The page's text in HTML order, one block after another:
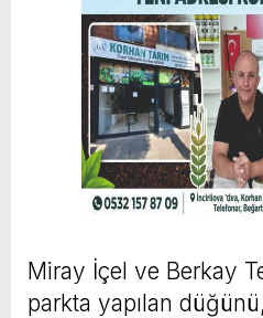
Miray İçel ve Berkay
parkta yapılan